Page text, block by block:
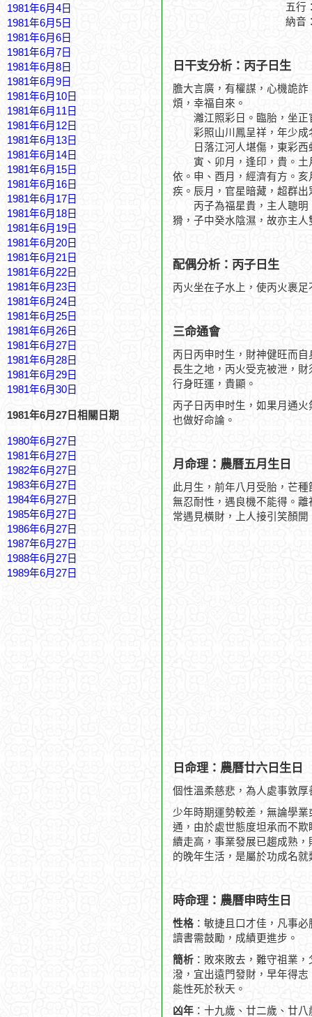
1981年6月4日
1981年6月5日
1981年6月6日
1981年6月7日
1981年6月8日
1981年6月9日
1981年6月10日
1981年6月11日
1981年6月12日
1981年6月13日
1981年6月14日
1981年6月15日
1981年6月16日
1981年6月17日
1981年6月18日
1981年6月19日
1981年6月20日
1981年6月21日
1981年6月22日
1981年6月23日
1981年6月24日
1981年6月25日
1981年6月26日
1981年6月27日
1981年6月28日
1981年6月29日
1981年6月30日
1981年6月27日相關日期
1980年6月27日
1981年6月27日
1982年6月27日
1983年6月27日
1984年6月27日
1985年6月27日
1986年6月27日
1987年6月27日
1988年6月27日
1989年6月27日
五行
納音
日干支分析：丙子日生
膽大言廣，有權謀，心機詭
煩，幸福自來。
灕江照彩日。臨胎，坐正
彩照山川鳳呈祥，年少成
日落江河人堪傷，東彩西
寅、卯月，逢印，貴。土
依。申、酉月，經濟有方。
疾。辰月，官星暗藏，超群出
丙子為福星貴，主人聰明
猾，子中癸水陰濕，故亦主
配偶分析：丙子日生
丙火坐在子水上，使丙火裹
三命通會
丙日丙申时生，財神健旺而
長生之地，丙火受克被泄，
行身旺運，貴顯。
丙子日丙申时生，如果月通
也做好命論。
月命理：農曆五月生日
此月生，前年八月受胎，芒
無忍耐性，遇良機不能得。
常遇見橫財，上人接引笑顏
日命理：農曆廿六日生日
個性溫柔慈悲，為人處事敦
少年時期運勢較差，無論學
通，由於處世態度坦承而不
續走高，事業發展已趨成熟
的晚年生活，是屬於功成名就
時命理：農曆申時生日
性格 ：敏捷且口才佳，凡事
讀書需鼓勵，成績更進步。
簡析 ：敗來敗去，難守祖業
潑，宜出遠門發財，早年得
能性死於秋天。
凶年 ：十九歲、廿二歲、廿